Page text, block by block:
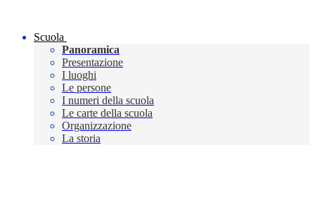
Scuola
Panoramica
Presentazione
I luoghi
Le persone
I numeri della scuola
Le carte della scuola
Organizzazione
La storia